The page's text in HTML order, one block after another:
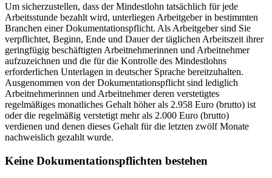
Um sicherzustellen, dass der Mindestlohn tatsächlich für jede
Arbeitsstunde bezahlt wird, unterliegen Arbeitgeber in bestimmten
Branchen einer Dokumentationspflicht. Als Arbeitgeber sind Sie
verpflichtet, Beginn, Ende und Dauer der täglichen Arbeitszeit ihrer
geringfügig beschäftigten Arbeitnehmerinnen und Arbeitnehmer
aufzuzeichnen und die für die Kontrolle des Mindestlohns
erforderlichen Unterlagen in deutscher Sprache bereitzuhalten.
Ausgenommen von der Dokumentationspflicht sind lediglich
Arbeitnehmerinnen und Arbeitnehmer deren verstetigtes
regelmäßiges monatliches Gehalt höher als 2.958 Euro (brutto) ist
oder die regelmäßig verstetigt mehr als 2.000 Euro (brutto)
verdienen und denen dieses Gehalt für die letzten zwölf Monate
nachweislich gezahlt wurde.
Keine Dokumentationspflichten bestehen